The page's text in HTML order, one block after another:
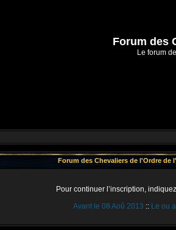
Forum des
Le forum
Forum des Chevaliers de l'Ordre de
Pour continuer l’inscription,
Avant le 08 Aoû 2013 :: Le ou